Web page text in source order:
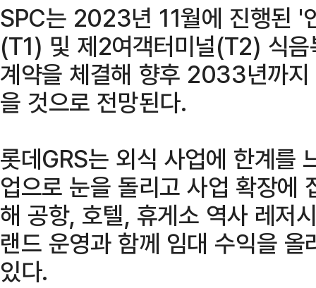
SPC는 2023년 11월에 진행된 '
(T1) 및 제2여객터미널(T2) 식
계약을 체결해 향후 2033년까
을 것으로 전망된다.
롯데GRS는 외식 사업에 한계를
업으로 눈을 돌리고 사업 확장에
해 공항, 호텔, 휴게소 역사 레저
랜드 운영과 함께 임대 수익을
있다.